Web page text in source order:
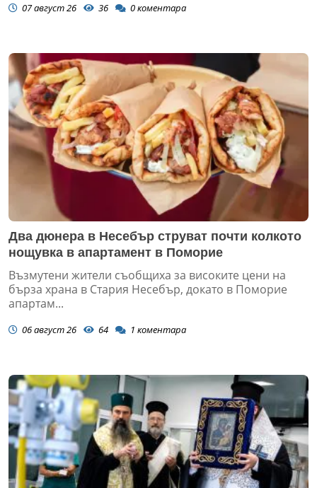
07 август 26 36 0коментара
Два дюнера в Несебър струват почти колкото
нощувка в апартамент в Поморие
Възмутени жители съобщиха за високите цени на
бърза храна в Стария Несебър, докато в Поморие
апартам...
06 август 26 64 1 коментара